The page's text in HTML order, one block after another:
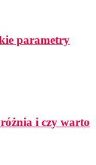
parametry
i czy warto